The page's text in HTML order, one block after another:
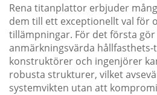
Rena titanplattor erbjuder
dem till ett exceptionellt val för
tillämpningar. För det första
anmärkningsvärda
konstruktörer och ingenjörer
robusta strukturer, vilket
systemvikten utan att